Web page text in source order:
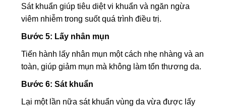
Sát khuẩn giúp tiêu diệt vi khuẩn và ngăn ngừa
viêm nhiễm trong suốt quá trình điều trị.
Bước 5: Lấy nhân mụn
Tiến hành lấy nhân mụn một cách nhẹ nhàng và an
toàn, giúp giảm mụn mà không làm tổn thương da.
Bước 6: Sát khuẩn
Lại một lần nữa sát khuẩn vùng da vừa được lấy